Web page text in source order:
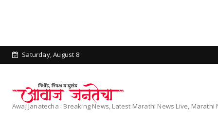
Saturday, August 8
Awaj Janatecha : Breaking News, Latest Marathi News Live, Marathi